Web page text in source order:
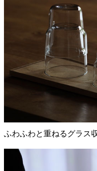
ふわふわと重ねるグラス